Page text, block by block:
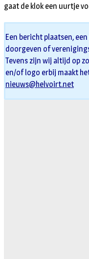
gaat de klok een uurtje
Een bericht plaatsen,
doorgeven of
Tevens zijn wij altijd op
en/of logo erbij maakt
nieuws@helvoirt.net